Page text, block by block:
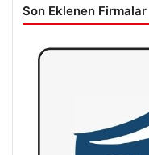
Son Eklenen Firmalar